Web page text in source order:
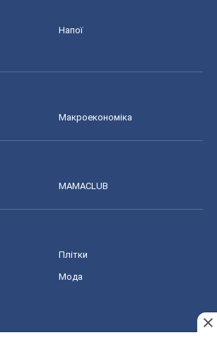
Напої
Макроекономіка
MAMACLUB
Плітки
Мода